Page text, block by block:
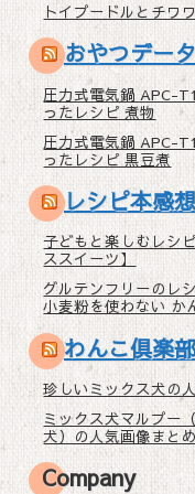
トイプードルとチワ
おやつデー
圧力式電気鍋 APC-
ったレシピ 煮物
圧力式電気鍋 APC-
ったレシピ 黒豆煮
レシピ本感
子どもと楽しむレシ
ススイーツ】
グルテンフリーのレ
小麦粉を使わない か
わんこ倶楽
珍しいミックス犬の
ミックス犬マルプー
犬）の人気画像まと
Company